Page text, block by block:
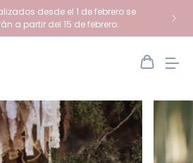
desde el 1 de febrero se
a partir del 15 de febrero.